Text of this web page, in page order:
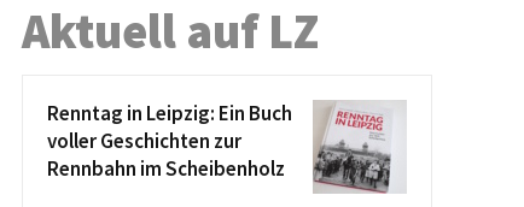
Aktuell auf LZ
Renntag in Leipzig: Ein Buch
voller Geschichten zur
Rennbahn im Scheibenholz